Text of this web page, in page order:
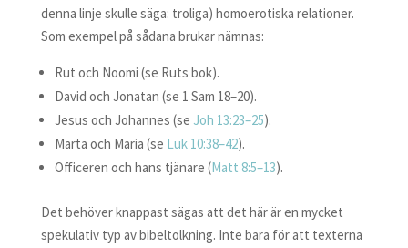
denna linje skulle säga: troliga) homoerotiska relationer.
Som exempel på sådana brukar nämnas:
Rut och Noomi (se Ruts bok).
David och Jonatan (se 1 Sam 18–20).
Jesus och Johannes (se Joh 13:23–25).
Marta och Maria (se Luk 10:38–42).
Officeren och hans tjänare (Matt 8:5–13).
Det behöver knappast sägas att det här är en mycket
spekulativ typ av bibeltolkning. Inte bara för att texterna